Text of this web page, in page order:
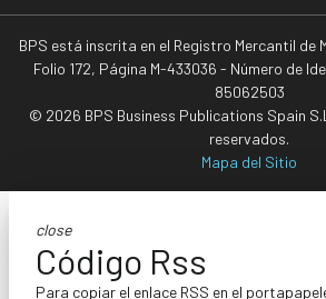
BPS está inscrita en el Registro Mercantil de
Folio 172, Página M-433036 - Número de
85062503
© 2026 BPS Business Publications Spain
reservados.
Mapa del Sitio
close
Código Rss
Para copiar el enlace RSS en el